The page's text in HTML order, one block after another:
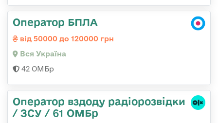
Оператор БПЛА
від 50000 до 120000 грн
Вся Україна
42 ОМБр
Оператор вздоду радіорозвідки
/ ЗСУ / 61 ОМБр